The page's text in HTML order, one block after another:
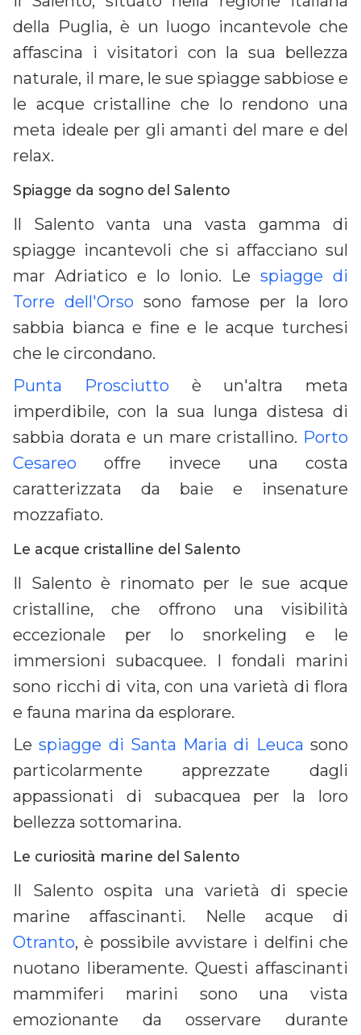
della Puglia, è un luogo incantevole che
affascina i visitatori con la sua bellezza
naturale, il mare, le sue spiagge sabbiose e
le acque cristalline che lo rendono una
meta ideale per gli amanti del mare e del
relax.
Spiagge da sogno del Salento
Il Salento vanta una vasta gamma di
spiagge incantevoli che si affacciano sul
mar Adriatico e lo Ionio. Lespiagge di
Torre dell'Orso sono famose per la loro
sabbia bianca e fine e le acque turchesi
che le circondano.
Punta Prosciutto è un'altra meta
imperdibile, con la sua lunga distesa di
sabbia dorata e un mare cristallino. Porto
Cesareo offre invece una costa
caratterizzata da baie e insenature
mozzafiato.
Le acque cristalline del Salento
Il Salento è rinomato per le sue acque
cristalline, che offrono una visibilità
eccezionale per lo snorkeling e le
immersioni subacquee. I fondali marini
sono ricchi di vita, con una varietà di flora
e fauna marina da esplorare.
Lespiagge di Santa Maria di Leuca sono
particolarmente apprezzate dagli
appassionati di subacquea per la loro
bellezza sottomarina.
Le curiosità marine del Salento
Il Salento ospita una varietà di specie
marine affascinanti. Nelle acque di
Otranto, è possibile avvistare i delfini che
nuotano liberamente. Questi affascinanti
mammiferi marini sono una vista
emozionante da osservare durante